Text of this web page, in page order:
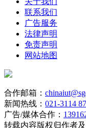
联系我们
广告服务
法律声明
免责声明
网站地图
合作邮箱：
新闻热线： 021-3114
广告/媒体合作：
转载内容版权归作者